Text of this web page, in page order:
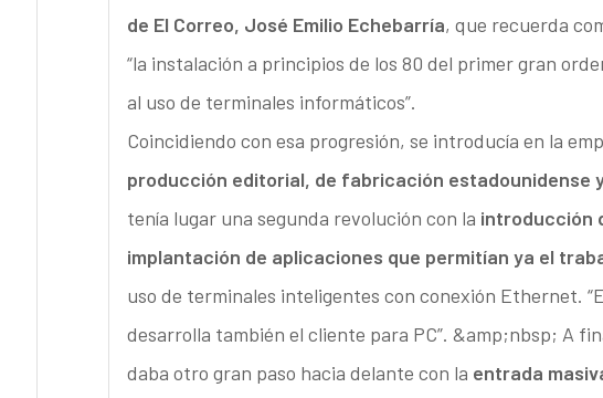
de El Correo, José Emilio Echebarría, que recuerda
“la instalación a principios de los 80 del primer gran
al uso de terminales informáticos”.
Coincidiendo con esa progresión, se introducía en la
producción editorial, de fabricación estadounidense
tenía lugar una segunda revolución con la introducción
implantación de aplicaciones que permitían ya el
uso de terminales inteligentes con conexión Ethernet.
desarrolla también el cliente para PC”. &amp;nbsp; A
daba otro gran paso hacia delante con la entrada